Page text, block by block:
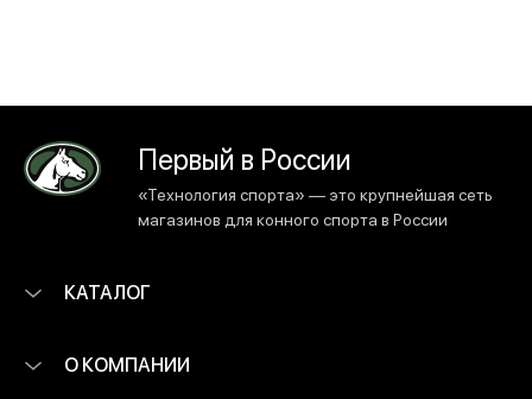
Первый в России
«Технология спорта» — это крупнейшая сеть
магазинов для конного спорта в России
КАТАЛОГ
О КОМПАНИИ